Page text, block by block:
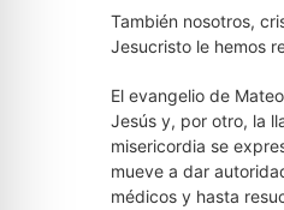
También nosotros,
Jesucristo le hemos
El evangelio de
Jesús y, por otro, la
misericordia se
mueve a dar
médicos y hasta